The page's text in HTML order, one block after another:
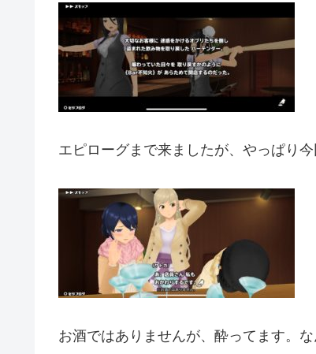
エピローグまで来ましたが、やっぱり
お酒ではありませんが、酔ってます。な